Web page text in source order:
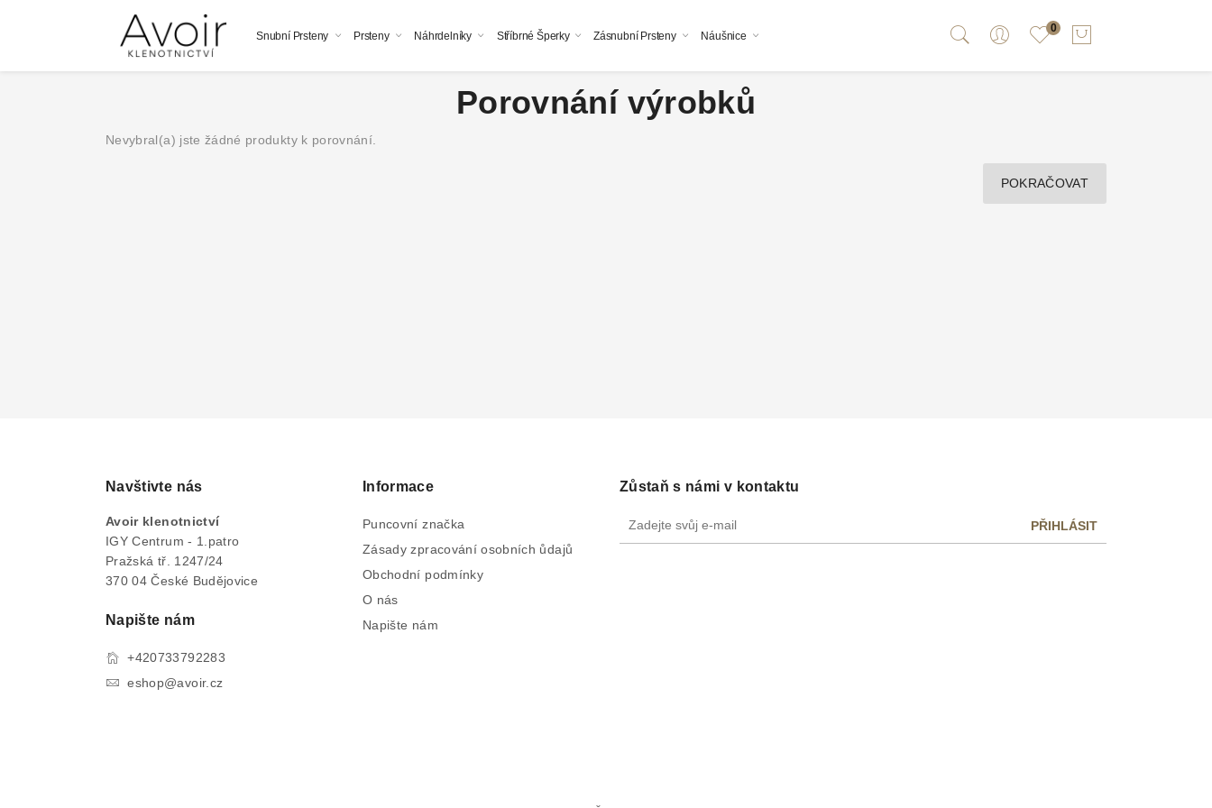
Snubní Prsteny Prsteny Náhrdelníky Stříbrné Šperky Zásnubní Prsteny Náušnice
0
Porovnání výrobků
Nevybral(a) jste žádné produkty k porovnání.
POKRAČOVAT
Navštivte nás
Avoir klenotnictví
IGY Centrum - 1.patro
Pražská tř. 1247/24
370 04 České Budějovice
Napište nám
+420733792283
eshop@avoir.cz
Informace
Puncovní značka
Zásady zpracování osobních ůdajů
Obchodní podmínky
O nás
Napište nám
Zůstaň s námi v kontaktu
PŘIHLÁSIT